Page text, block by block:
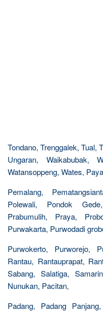
Tondano, Trenggalek, Tual,
Ungaran, Waikabubak,
Watansoppeng, Wates,
Pemalang,
Polewali, Pondok
Prabumulih, Praya,
Purwakarta, Purwodadi
Purwokerto, Purworejo,
Rantau, Rantauprapat,
Sabang, Salatiga,
Nunukan, Pacitan,
Padang, Padang